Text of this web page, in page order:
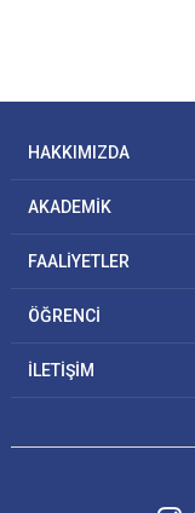
HAKKIMIZDA
AKADEMİK
FAALİYETLER
ÖĞRENCİ
İLETİŞİM